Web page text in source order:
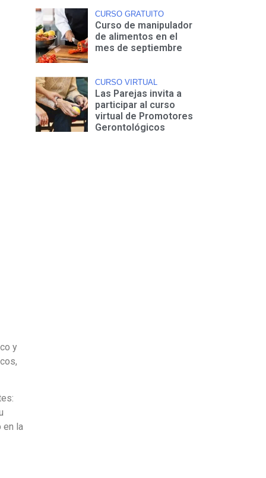
y
en la
CURSO GRATUITO
Curso de manipulador
de alimentos en el
mes de septiembre
CURSO VIRTUAL
Las Parejas invita a
participar al curso
virtual de Promotores
Gerontológicos